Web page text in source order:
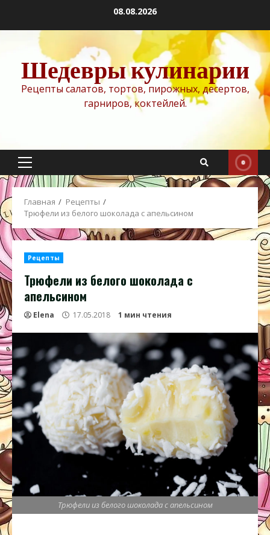
содержимому
08.08.2026
Шедевры кулинарии
Рецепты салатов, тортов, пирожных, десертов,
гарниров, коктейлей.
Основное
меню
Главная
Рецепты
Трюфели из белого шоколада с апельсином
Рецепты
Трюфели из белого шоколада с
апельсином
Elena 17.05.2018 1 мин чтения
Трюфели из белого шоколада с апельсином